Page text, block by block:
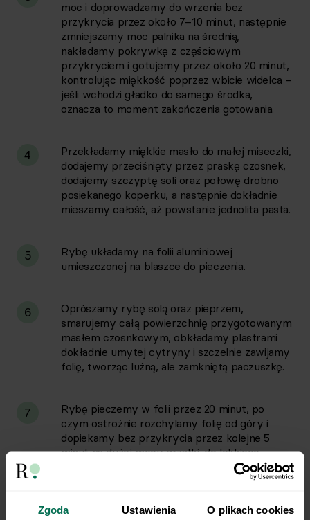
Zgoda Ustawienia O plikach cookies
moc i doprowadzamy do wrzenia bez
przykrycia przez około 7–10 minut, następnie
zmniejszamy moc palnika na średnią,
nakładamy pokrywkę z częściowym
przykryciem i gotujemy przez około 20 minut,
kontrolując miękkość poprzez wbicie widelca –
jeśli wchodzi gładko do samego środka,
oznacza to moment zakończenia gotowania.
4
Przekładamy miękkie masło do małej miseczki,
dodajemy przeciśnięty przez praskę czosnek,
dodajemy szczyptę soli oraz połowę drobno
posiekanego koperku, a następnie dokładnie
mieszamy całość, aż powstanie jednolita pasta.
5
Rybę układamy na folii aluminiowej
umieszczonej na blaszce do pieczenia.
6
Oprószamy rybę solą oraz pieprzem,
smarujemy całą powierzchnię przygotowanym
masłem czosnkowym, obkładamy plastrami
dokładnie umytej cytryny i szczelnie zawijamy
folię, tworząc luźną, ale zamkniętą paczuszkę.
7
Rybę pieczemy w folii przez 20 minut, po
czym ostrożnie rozchylamy folię od góry i
dopiekamy bez przykrycia przez kolejne 5
minut na dużej mocy grzałki, do lekkiego
Ogórki kroimy na cienkie plasterki, solimy i